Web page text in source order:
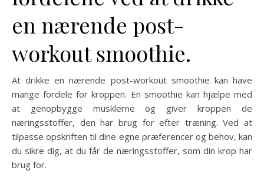
en nærende post-
workout smoothie.
At drikke en nærende post-workout smoothie kan have
mange fordele for kroppen. En smoothie kan hjælpe med
at genopbygge musklerne og giver kroppen de
næringsstoffer, den har brug for efter træning. Ved at
tilpasse opskriften til dine egne præferencer og behov, kan
du sikre dig, at du får de næringsstoffer, som din krop har
brug for.